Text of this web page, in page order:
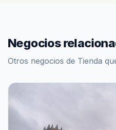
Negocios
Otros negocios de Tienda